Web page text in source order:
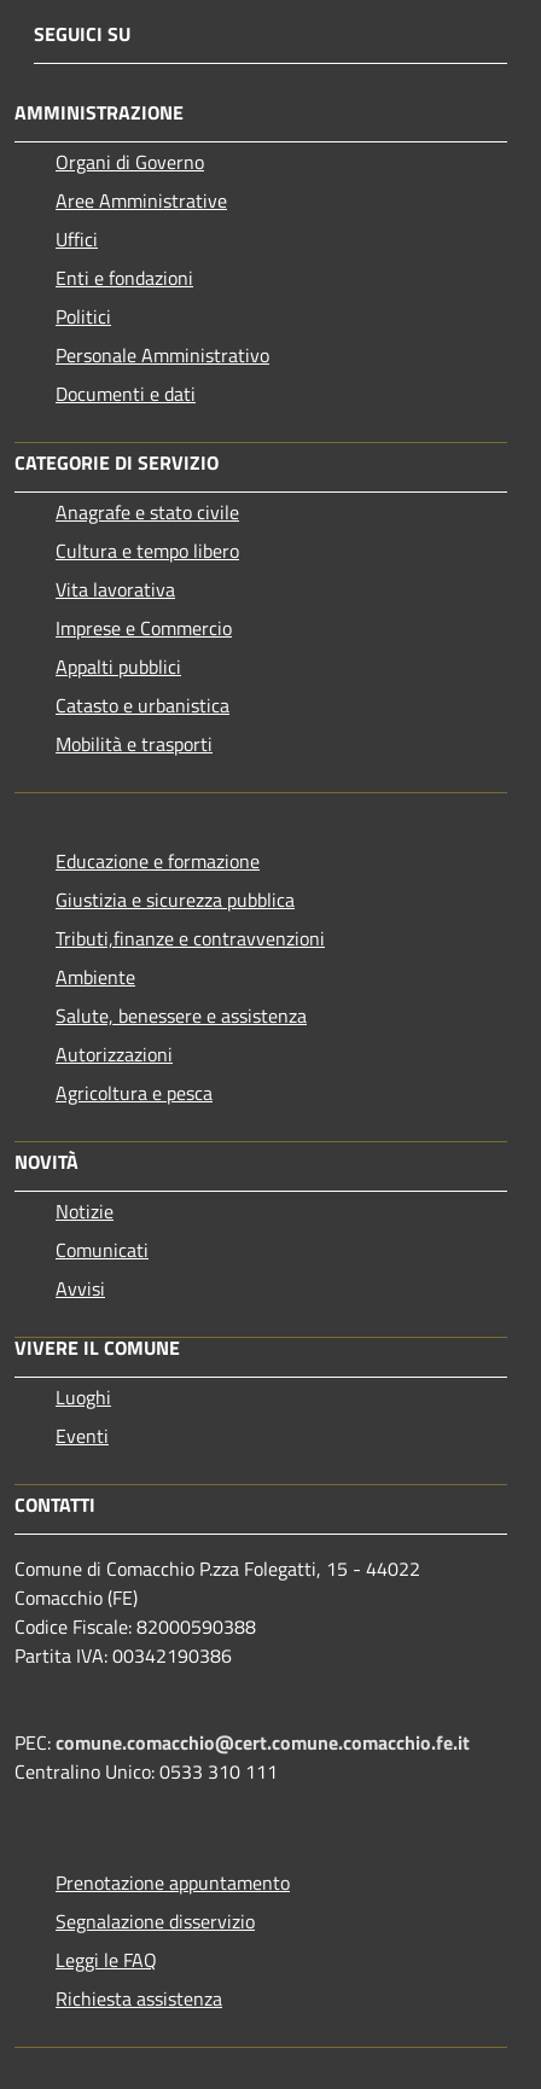
SEGUICI SU
AMMINISTRAZIONE
Organi di Governo
Aree Amministrative
Uffici
Enti e fondazioni
Politici
Personale Amministrativo
Documenti e dati
CATEGORIE DI SERVIZIO
Anagrafe e stato civile
Cultura e tempo libero
Vita lavorativa
Imprese e Commercio
Appalti pubblici
Catasto e urbanistica
Mobilità e trasporti
Educazione e formazione
Giustizia e sicurezza pubblica
Tributi,finanze e contravvenzioni
Ambiente
Salute, benessere e assistenza
Autorizzazioni
Agricoltura e pesca
NOVITÀ
Notizie
Comunicati
Avvisi
VIVERE IL COMUNE
Luoghi
Eventi
CONTATTI
Comune di Comacchio P.zza Folegatti, 15 - 44022
Comacchio (FE)
Codice Fiscale: 82000590388
Partita IVA: 00342190386
PEC:comune.comacchio@cert.comune.comacchio.fe.it
Centralino Unico: 0533 310 111
Prenotazione appuntamento
Segnalazione disservizio
Leggi le FAQ
Richiesta assistenza